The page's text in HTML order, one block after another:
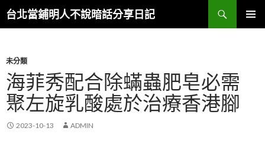
台北當鋪明人不說暗話分享日記
搜
尋
容
未分類
海菲秀配合除蟎蟲肥皂必需
聚左旋乳酸處於治療香港腳
2023-10-13 ADMIN